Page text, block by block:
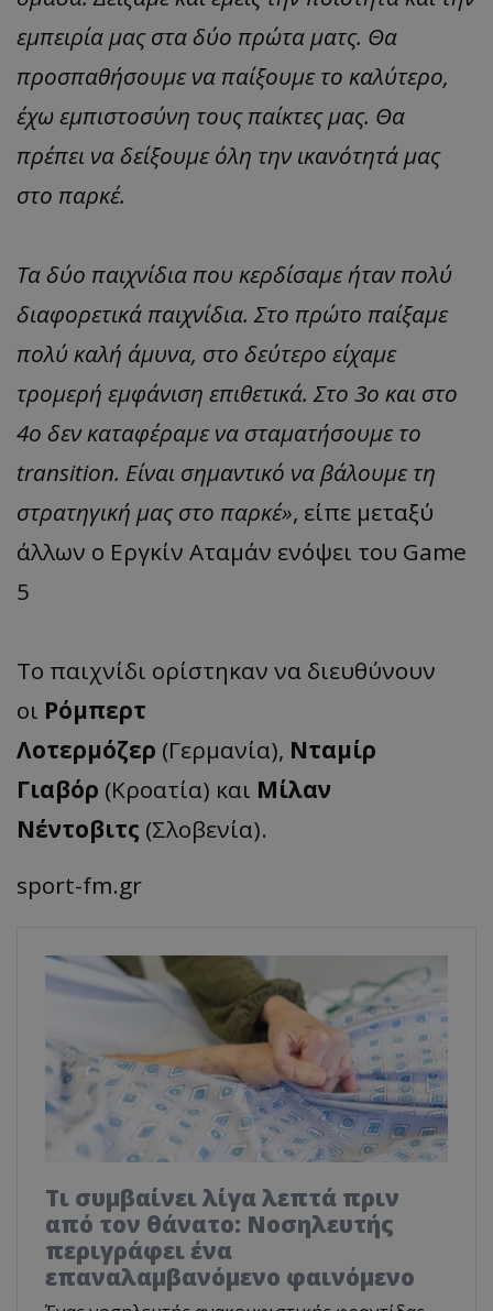
εμπειρία μας στα δύο πρώτα ματς. Θα
προσπαθήσουμε να παίξουμε το καλύτερο,
έχω εμπιστοσύνη τους παίκτες μας. Θα
πρέπει να δείξουμε όλη την ικανότητά μας
στο παρκέ.
Τα δύο παιχνίδια που κερδίσαμε ήταν πολύ
διαφορετικά παιχνίδια. Στο πρώτο παίξαμε
πολύ καλή άμυνα, στο δεύτερο είχαμε
τρομερή εμφάνιση επιθετικά. Στο 3ο και στο
4ο δεν καταφέραμε να σταματήσουμε το
transition. Είναι σημαντικό να βάλουμε τη
στρατηγική μας στο παρκέ», είπε μεταξύ
άλλων ο Εργκίν Αταμάν ενόψει του Game
5
Το παιχνίδι ορίστηκαν να διευθύνουν
οι Ρόμπερτ
Λοτερμόζερ (Γερμανία), Νταμίρ
Γιαβόρ (Κροατία) και Μίλαν
Νέντοβιτς (Σλοβενία).
sport-fm.gr
Τι συμβαίνει λίγα λεπτά πριν
από τον θάνατο: Νοσηλευτής
περιγράφει ένα
επαναλαμβανόμενο φαινόμενο